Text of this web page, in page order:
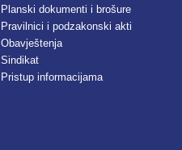
Planski dokumenti i brošure
Pravilnici i podzakonski akti
Obavještenja
Sindikat
Pristup informacijama